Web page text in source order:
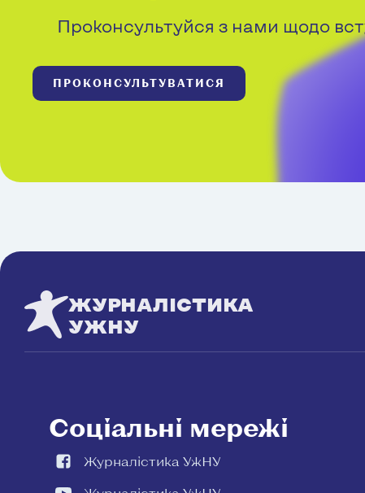
Проконсультуйся з нами щодо
ПРОКОНСУЛЬТУВАТИСЯ
ЖУРНАЛІСТИКА
УЖНУ
Соціальні мережі
Журналістика УжНУ